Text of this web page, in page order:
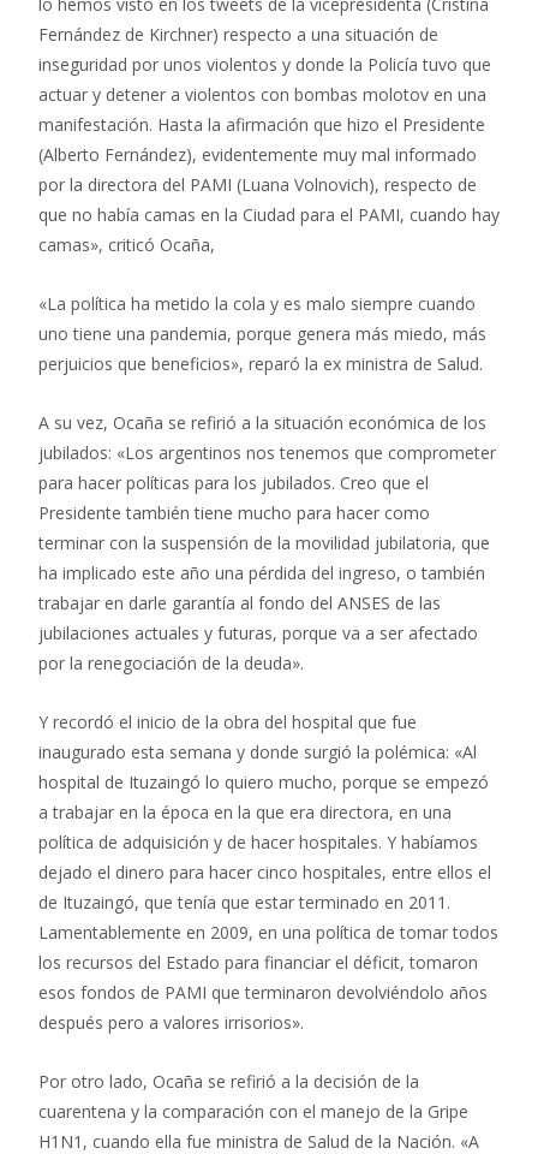
Fernández de Kirchner) respecto a una situación de
inseguridad por unos violentos y donde la Policía tuvo que
actuar y detener a violentos con bombas molotov en una
manifestación. Hasta la afirmación que hizo el Presidente
(Alberto Fernández), evidentemente muy mal informado
por la directora del PAMI (Luana Volnovich), respecto de
que no había camas en la Ciudad para el PAMI, cuando hay
camas», criticó Ocaña,
«La política ha metido la cola y es malo siempre cuando
uno tiene una pandemia, porque genera más miedo, más
perjuicios que beneficios», reparó la ex ministra de Salud.
A su vez, Ocaña se refirió a la situación económica de los
jubilados: «Los argentinos nos tenemos que comprometer
para hacer políticas para los jubilados. Creo que el
Presidente también tiene mucho para hacer como
terminar con la suspensión de la movilidad jubilatoria, que
ha implicado este año una pérdida del ingreso, o también
trabajar en darle garantía al fondo del ANSES de las
jubilaciones actuales y futuras, porque va a ser afectado
por la renegociación de la deuda».
Y recordó el inicio de la obra del hospital que fue
inaugurado esta semana y donde surgió la polémica: «Al
hospital de Ituzaingó lo quiero mucho, porque se empezó
a trabajar en la época en la que era directora, en una
política de adquisición y de hacer hospitales. Y habíamos
dejado el dinero para hacer cinco hospitales, entre ellos el
de Ituzaingó, que tenía que estar terminado en 2011.
Lamentablemente en 2009, en una política de tomar todos
los recursos del Estado para financiar el déficit, tomaron
esos fondos de PAMI que terminaron devolviéndolo años
después pero a valores irrisorios».
Por otro lado, Ocaña se refirió a la decisión de la
cuarentena y la comparación con el manejo de la Gripe
H1N1, cuando ella fue ministra de Salud de la Nación. «A